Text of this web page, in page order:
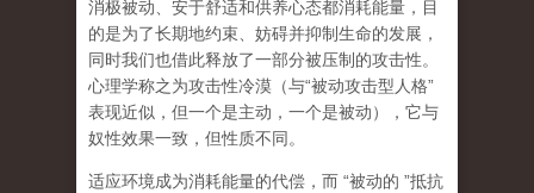
消极被动、安于舒适和供养心态都消耗能量，目
的是为了长期地约束、妨碍并抑制生命的发展，
同时我们也借此释放了一部分被压制的攻击性。
心理学称之为攻击性冷漠 （与“被动攻击型人格”
表现近似，但一个是主动，一个是被动），它与
奴性效果一致，但性质不同。
适应环境成为消耗能量的代偿，而 “被动的 ”抵抗